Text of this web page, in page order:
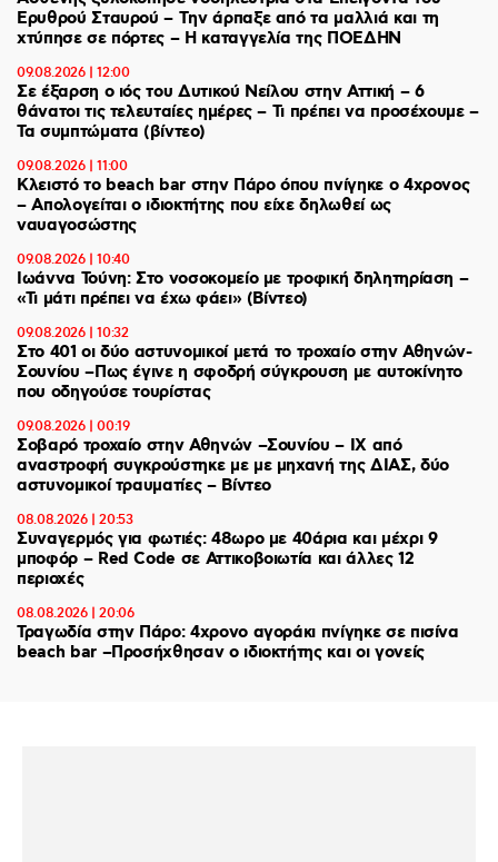
Ερυθρού Σταυρού – Tην άρπαξε από τα μαλλιά και τη
χτύπησε σε πόρτες – Η καταγγελία της ΠΟΕΔΗΝ
09.08.2026 | 12:00
Σε έξαρση ο ιός του Δυτικού Νείλου στην Αττική – 6
θάνατοι τις τελευταίες ημέρες – Τι πρέπει να προσέχουμε –
Τα συμπτώματα (βίντεο)
09.08.2026 | 11:00
Κλειστό το beach bar στην Πάρο όπου πνίγηκε ο 4χρονος
– Απολογείται ο ιδιοκτήτης που είχε δηλωθεί ως
ναυαγοσώστης
09.08.2026 | 10:40
Ιωάννα Τούνη: Στο νοσοκομείο με τροφική δηλητηρίαση –
«Τι μάτι πρέπει να έχω φάει» (Βίντεο)
09.08.2026 | 10:32
Στο 401 οι δύο αστυνομικοί μετά το τροχαίο στην Αθηνών-
Σουνίου –Πως έγινε η σφοδρή σύγκρουση με αυτοκίνητο
που οδηγούσε τουρίστας
09.08.2026 | 00:19
Σοβαρό τροχαίο στην Αθηνών –Σουνίου – ΙΧ από
αναστροφή συγκρούστηκε με με μηχανή της ΔΙΑΣ, δύο
αστυνομικοί τραυματίες – Βίντεο
08.08.2026 | 20:53
Συναγερμός για φωτιές: 48ωρο με 40άρια και μέχρι 9
μποφόρ – Red Code σε Αττικοβοιωτία και άλλες 12
περιοχές
08.08.2026 | 20:06
Τραγωδία στην Πάρο: 4χρονο αγοράκι πνίγηκε σε πισίνα
beach bar –Προσήχθησαν ο ιδιοκτήτης και οι γονείς